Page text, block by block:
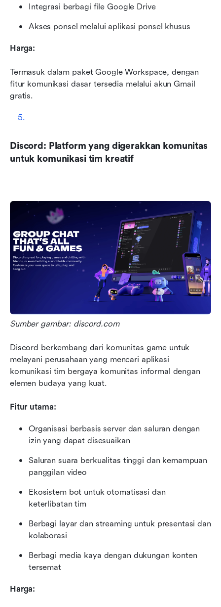
Integrasi berbagi file Google Drive
Akses ponsel melalui aplikasi ponsel khusus
Harga:
Termasuk dalam paket Google Workspace, dengan
fitur komunikasi dasar tersedia melalui akun Gmail
gratis.
Discord: Platform yang digerakkan komunitas
untuk komunikasi tim kreatif
Sumber gambar: discord.com
Discord berkembang dari komunitas game untuk
melayani perusahaan yang mencari aplikasi
komunikasi tim bergaya komunitas informal dengan
elemen budaya yang kuat.
Fitur utama:
Organisasi berbasis server dan saluran dengan
izin yang dapat disesuaikan
Saluran suara berkualitas tinggi dan kemampuan
panggilan video
Ekosistem bot untuk otomatisasi dan
keterlibatan tim
Berbagi layar dan streaming untuk presentasi dan
kolaborasi
Berbagi media kaya dengan dukungan konten
tersemat
Harga: